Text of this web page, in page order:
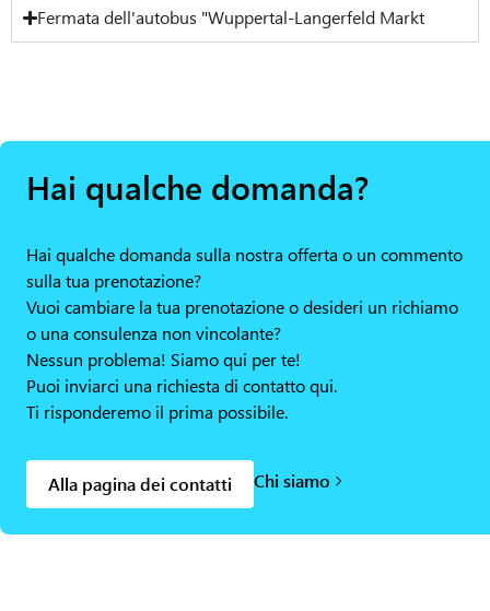
Fermata dell'autobus "Wuppertal-Langerfeld Markt
Hai qualche domanda?
Hai qualche domanda sulla nostra offerta o un commento
sulla tua prenotazione?
Vuoi cambiare la tua prenotazione o desideri un richiamo
o una consulenza non vincolante?
Nessun problema! Siamo qui per te!
Puoi inviarci una richiesta di contatto qui.
Ti risponderemo il prima possibile.
Alla pagina dei contatti Chi siamo